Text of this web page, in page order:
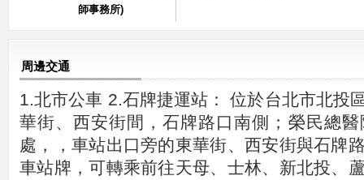
師事務所)
周邊交通
1.北市公車 2.石牌捷運站： 位於台北市北投
華街、西安街間，石牌路口南側；榮民總
處，，車站出口旁的東華街、西安街與石牌
車站牌，可轉乘前往天母、士林、新北投、